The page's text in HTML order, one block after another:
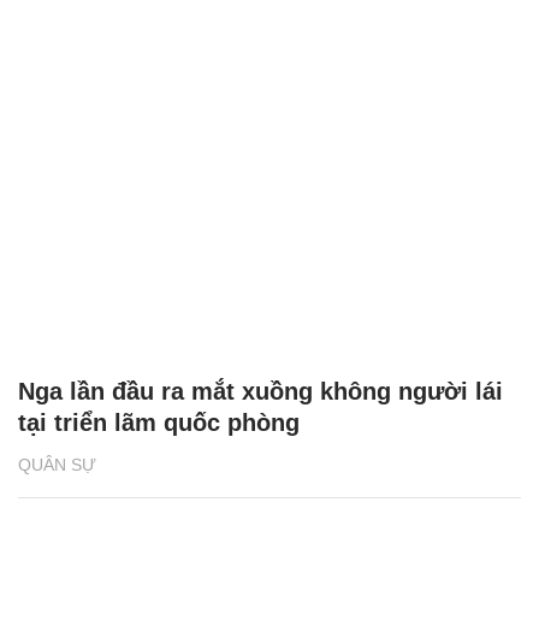
QUÂN SỰ
Nga lần đầu ra mắt xuồng không người lái
tại triển lãm quốc phòng